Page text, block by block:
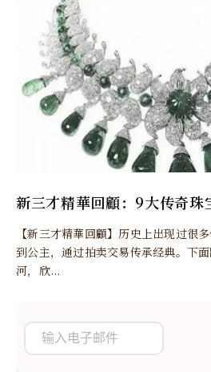
新三才精華回顧：9大传奇珠
【新三才精華回顧】历史上出现过很
到公主，通过拍卖交易传承经典。下
河，欣...